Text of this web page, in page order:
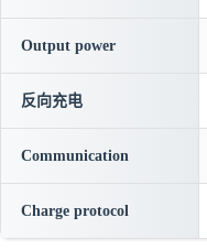
Output power
反向充电
Communication
Charge protocol